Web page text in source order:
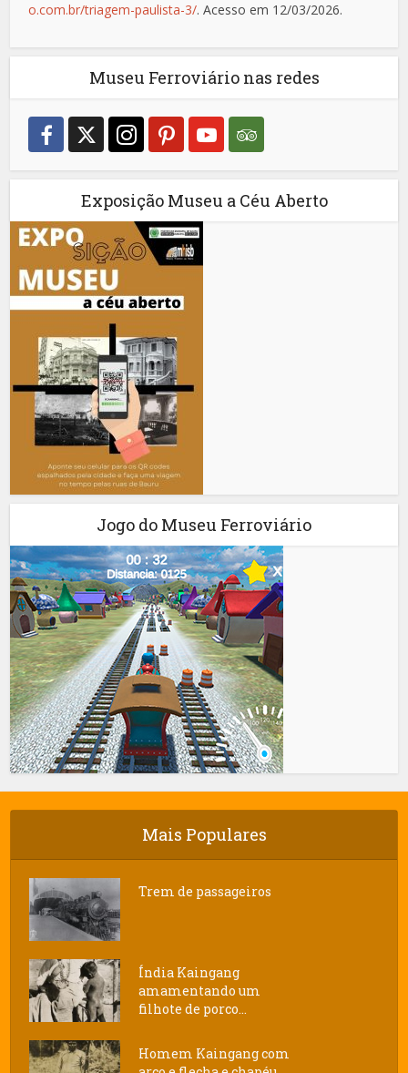
o.com.br/triagem-paulista-3/. Acesso em 12/03/2026.
Museu Ferroviário nas redes
Exposição Museu a Céu Aberto
Jogo do Museu Ferroviário
Mais Populares
Trem de passageiros
Índia Kaingang
amamentando um
filhote de porco...
Homem Kaingang com